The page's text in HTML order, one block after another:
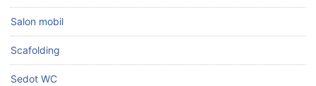
Salon mobil
Scafolding
Sedot WC